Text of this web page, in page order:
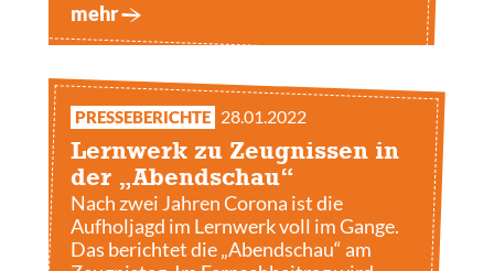
mehr
PRESSEBERICHTE 28.01.2022
Lernwerk zu Zeugnissen in
der „Abendschau“
Nach zwei Jahren Corona ist die
Aufholjagd im Lernwerk voll im Gange.
Das berichtet die „Abendschau“ am